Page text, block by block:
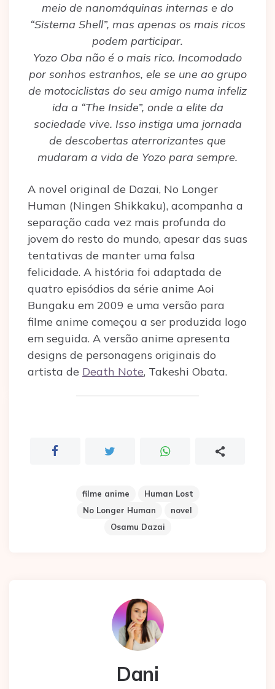
meio de nanomáquinas internas e do
“Sistema Shell”, mas apenas os mais ricos
podem participar.
Yozo Oba não é o mais rico. Incomodado
por sonhos estranhos, ele se une ao grupo
de motociclistas do seu amigo numa infeliz
ida a “The Inside”, onde a elite da
sociedade vive. Isso instiga uma jornada
de descobertas aterrorizantes que
mudaram a vida de Yozo para sempre.
A novel original de Dazai, No Longer
Human (Ningen Shikkaku), acompanha a
separação cada vez mais profunda do
jovem do resto do mundo, apesar das suas
tentativas de manter uma falsa
felicidade. A história foi adaptada de
quatro episódios da série anime Aoi
Bungaku em 2009 e uma versão para
filme anime começou a ser produzida logo
em seguida. A versão anime apresenta
designs de personagens originais do
artista de Death Note, Takeshi Obata.
filme anime
Human Lost
No Longer Human
novel
Osamu Dazai
Dani